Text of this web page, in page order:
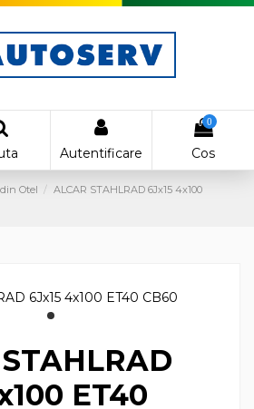
Autentificare
0
Cos
Otel
ALCAR STAHLRAD 6Jx15 4x100
ET40